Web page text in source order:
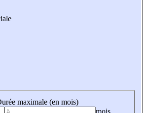
maximale (en mois)
mois